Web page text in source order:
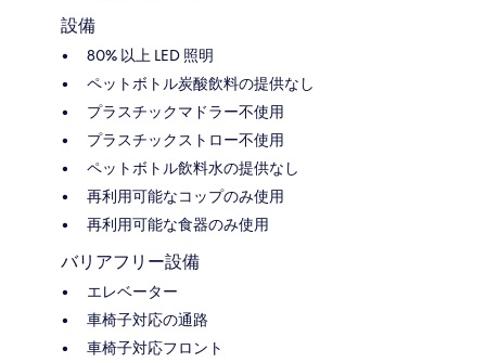
設備
80% 以上 LED 照明
ペットボトル炭酸飲料の提供なし
プラスチックマドラー不使用
プラスチックストロー不使用
ペットボトル飲料水の提供なし
再利用可能なコップのみ使用
再利用可能な食器のみ使用
バリアフリー設備
エレベーター
車椅子対応の通路
車椅子対応フロント